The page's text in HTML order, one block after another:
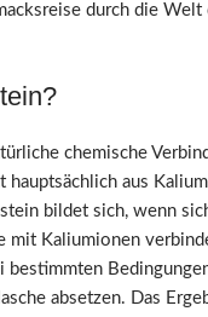
durch die Welt
chemische
aus
bildet sich, wenn
mit Kaliumionen
bestimmten
absetzen. Das